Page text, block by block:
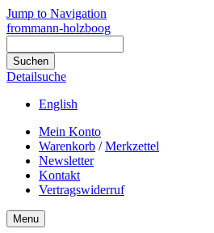
Jump to Navigation
frommann-holzboog
Detailsuche
English
Mein Konto
Warenkorb /Merkzettel
Newsletter
Kontakt
Vertragswiderruf
Menu